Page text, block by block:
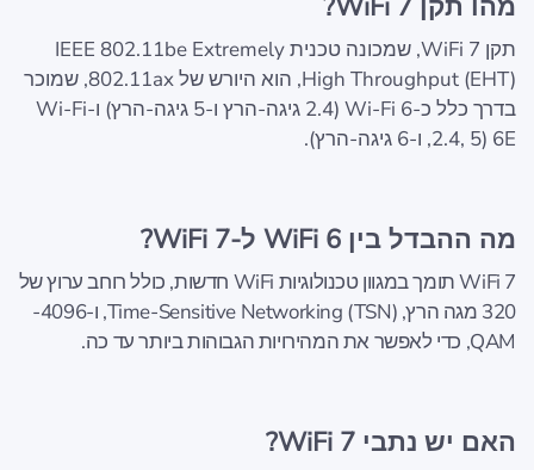
מהו תקן WiFi 7?
תקן WiFi 7, שמכונה טכנית IEEE 802.11be Extremely
High Throughput (EHT), הוא היורש של 802.11ax, שמוכר
בדרך כלל כ-Wi‑Fi 6 (2.4 גיגה-הרץ ו-5 גיגה-הרץ) ו-Wi‑Fi
6E (2.4, 5, ו-6 גיגה-הרץ).
מה ההבדל בין WiFi 6 ל-WiFi 7?
‏WiFi 7 תומך במגוון טכנולוגיות WiFi חדשות, כולל רוחב ערוץ של
320 מגה הרץ, Time-Sensitive Networking (TSN), ו-4096-
QAM, כדי לאפשר את המהירויות הגבוהות ביותר עד כה.
האם יש נתבי WiFi 7?